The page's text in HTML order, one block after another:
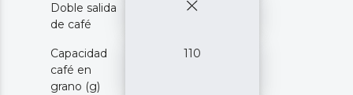
Doble salida
de café
Capacidad
café en
grano (g)
110